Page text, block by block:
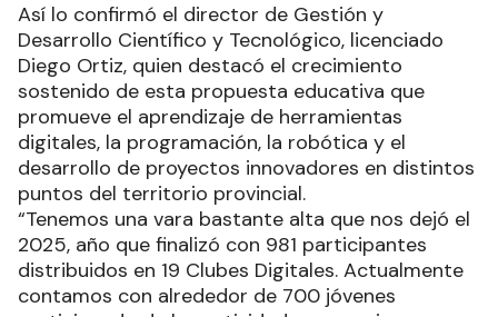
Así lo confirmó el director de Gestión y
Desarrollo Científico y Tecnológico, licenciado
Diego Ortiz, quien destacó el crecimiento
sostenido de esta propuesta educativa que
promueve el aprendizaje de herramientas
digitales, la programación, la robótica y el
desarrollo de proyectos innovadores en distintos
puntos del territorio provincial.
“Tenemos una vara bastante alta que nos dejó el
2025, año que finalizó con 981 participantes
distribuidos en 19 Clubes Digitales. Actualmente
contamos con alrededor de 700 jóvenes